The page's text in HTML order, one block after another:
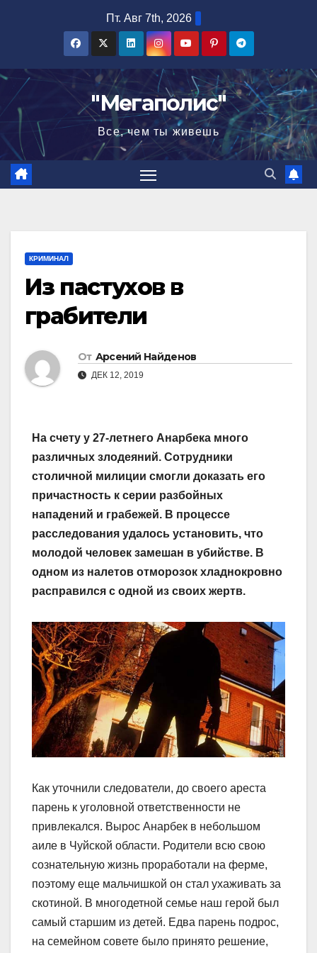
Пт. Авг 7th, 2026
"Мегаполис"
Все, чем ты живешь
КРИМИНАЛ
Из пастухов в
грабители
От Арсений Найденов
ДЕК 12, 2019
На счету у 27-летнего Анарбека много
различных злодеяний. Сотрудники
столичной милиции смогли доказать его
причастность к серии разбойных
нападений и грабежей. В процессе
расследования удалось установить, что
молодой человек замешан в убийстве. В
одном из налетов отморозок хладнокровно
расправился с одной из своих жертв.
Как уточнили следователи, до своего ареста
парень к уголовной ответственности не
привлекался. Вырос Анарбек в небольшом
аиле в Чуйской области. Родители всю свою
сознательную жизнь проработали на ферме,
поэтому еще мальчишкой он стал ухаживать за
скотиной. В многодетной семье наш герой был
самый старшим из детей. Едва парень подрос,
на семейном совете было принято решение,